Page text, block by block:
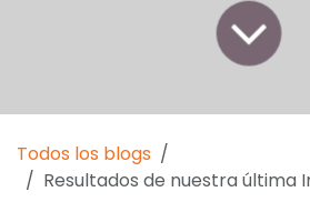
Todos los blogs
Resultados de nuestra última